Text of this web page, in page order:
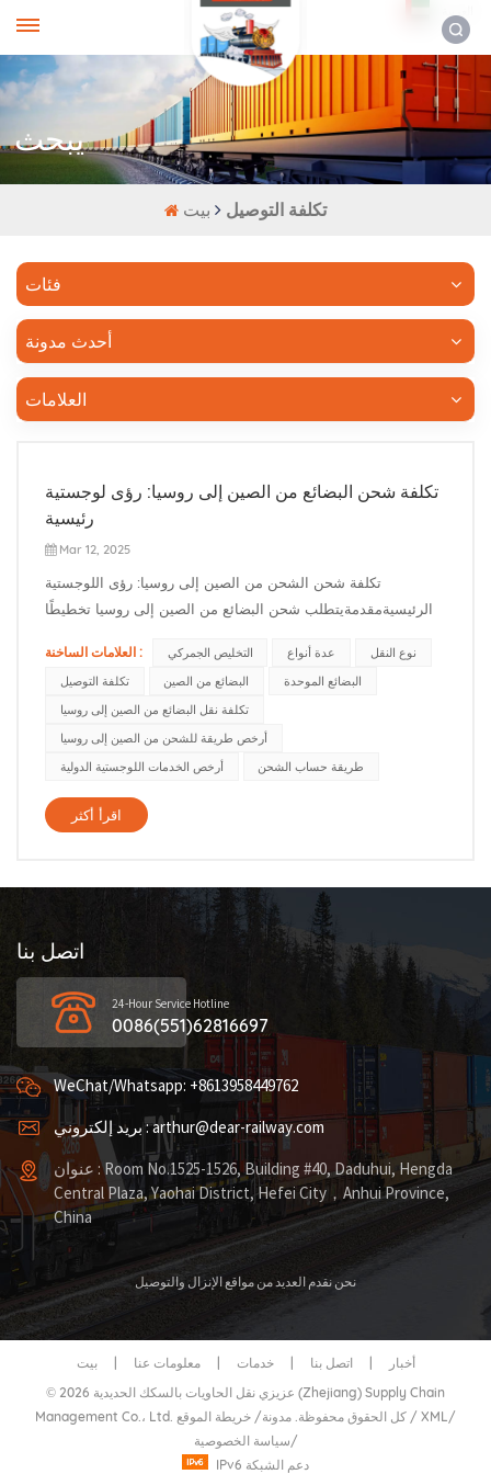
يبحث
تكلفة التوصيل
فئات
أحدث مدونة
العلامات
تكلفة شحن البضائع من الصين إلى روسيا: رؤى لوجستية
رئيسية
Mar 12, 2025
تكلفة شحن الشحن من الصين إلى روسيا: رؤى اللوجستية
الرئيسيةمقدمةيتطلب شحن البضائع من الصين إلى روسيا تخطيطًا
النقل ، والتخليص الجمركي ، والطريق ، ونوع الشحن ، وخدمات
إضافية. في هذه المقالة ، سوف نستكشف أساليب الشحن الرئيسية
وميزاتها و...
العلامات الساخنة : التخليص الجمركي عدة أنواع
نوع النقل
تكلفة التوصيل
البضائع من الصين
البضائع الموحدة
تكلفة نقل البضائع من الصين إلى روسيا
أرخص طريقة للشحن من الصين إلى روسيا
أرخص الخدمات اللوجستية الدولية
طريقة حساب الشحن
اقرأ أكثر
اتصل بنا
24-Hour Service Hotline
0086(551)62816697
WeChat/Whatsapp: +8613958449762
بريد إلكتروني : arthur@dear-railway.com
عنوان : Room No.1525-1526, Building #40, Daduhui, Hengda
Central Plaza, Yaohai District, Hefei City，Anhui Province,
China
نحن نقدم العديد من مواقع الإنزال والتوصيل
بيت معلومات عنا خدمات اتصل بنا
أخبار
© 2026 عزيزي نقل الحاويات بالسكك الحديدية (Zhejiang) Supply Chain
Management Co.، Ltd. كل الحقوق محفوظة. مدونة/ / XML/
سياسة الخصوصية/
IPv6 دعم الشبكة